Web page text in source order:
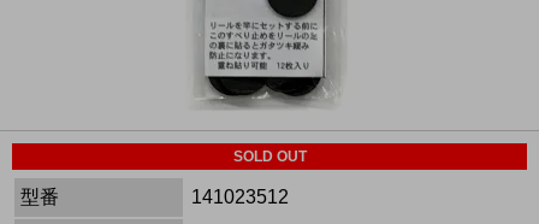
SOLD OUT
型番
141023512